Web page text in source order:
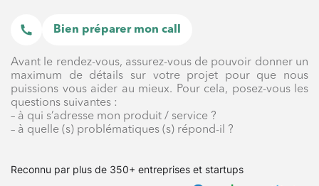
Bien préparer mon call
Avant le rendez-vous, assurez-vous de pouvoir donner un
maximum de détails sur votre projet pour que nous
puissions vous aider au mieux. Pour cela, posez-vous les
questions suivantes :
– à qui s’adresse mon produit / service ?
– à quelle (s) problématiques (s) répond-il ?
Reconnu par plus de 350+ entreprises et startups